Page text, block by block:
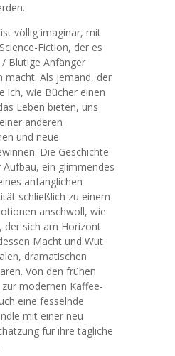
völlig imaginär, mit
Fiction, der es
/ Blutige Anfänger
macht. Als jemand, der
ich, wie Bücher einen
Leben bieten, uns
anderen
und neue
Die Geschichte
ein glimmendes
anfänglichen
schließlich zu einem
anschwoll, wie
der sich am Horizont
Macht und Wut
dramatischen
Von den frühen
modernen Kaffee-
eine fesselnde
mit einer neu
für ihre tägliche